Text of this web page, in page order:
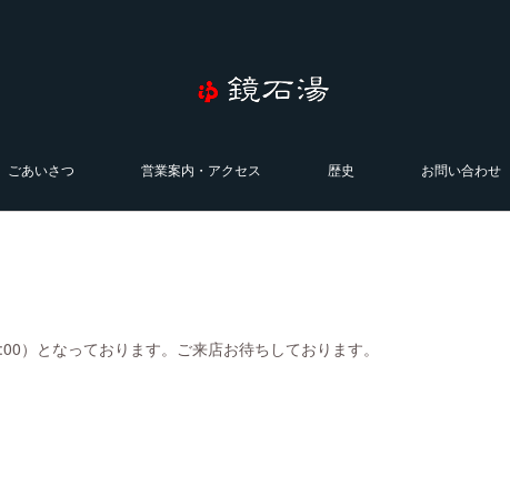
ごあいさつ 営業案内・アクセス 歴史 お問い合わせ
）となっております。ご来店お待ちしております。